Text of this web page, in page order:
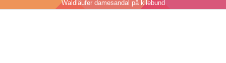
Waldläufer damesandal på kilebund